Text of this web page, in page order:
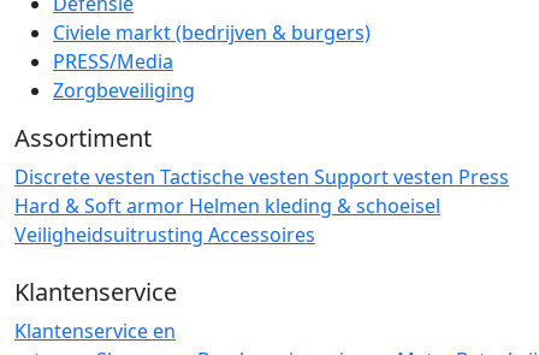
Civiele markt (bedrijven & burgers)
PRESS/Media
Zorgbeveiliging
Assortiment
Discrete vesten Tactische vesten Support vesten Press
Hard & Soft armor Helmen kleding & schoeisel
Veiligheidsuitrusting Accessoires
Klantenservice
Klantenservice en